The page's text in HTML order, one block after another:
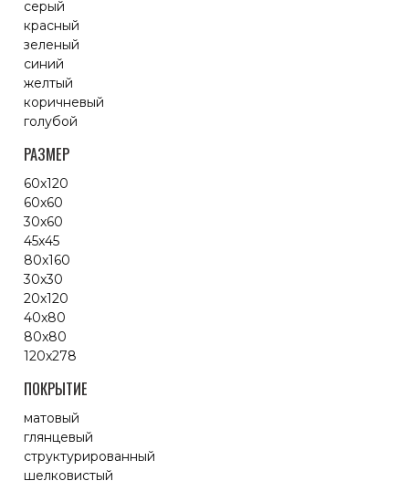
серый
красный
зеленый
синий
желтый
коричневый
голубой
РАЗМЕР
60x120
60x60
30x60
45x45
80x160
30x30
20x120
40x80
80x80
120x278
ПОКРЫТИЕ
матовый
глянцевый
структурированный
шелковистый